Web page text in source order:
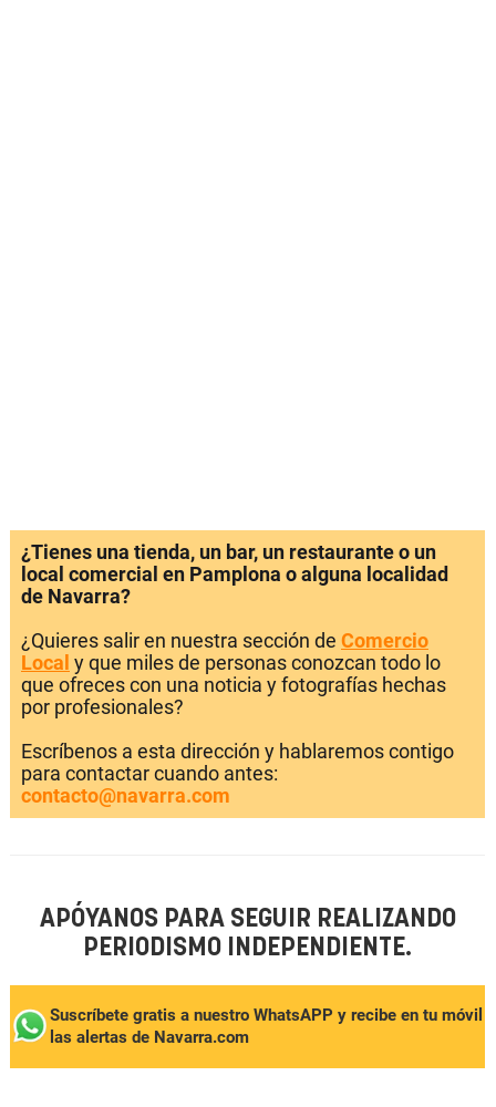
¿Tienes una tienda, un bar, un restaurante o un
local comercial en Pamplona o alguna localidad
de Navarra?
¿Quieres salir en nuestra sección de Comercio
Local y que miles de personas conozcan todo lo
que ofreces con una noticia y fotografías hechas
por profesionales?
Escríbenos a esta dirección y hablaremos contigo
para contactar cuando antes:
contacto@navarra.com
APÓYANOS PARA SEGUIR REALIZANDO
PERIODISMO INDEPENDIENTE.
Suscríbete gratis a nuestro WhatsAPP y recibe en tu móvil
las alertas de Navarra.com